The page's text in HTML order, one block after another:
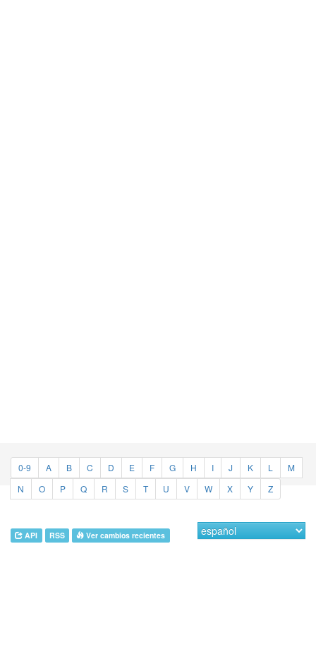
0-9 A B C D E F G H I J K L
M
N
O P Q R S T U V W X Y Z
API RSS Ver cambios recientes